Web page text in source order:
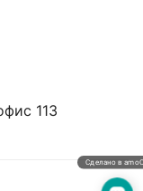
113
Сделано в